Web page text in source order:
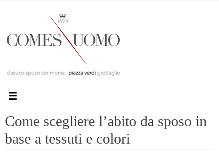
Come scegliere l’abito da sposo in
base a tessuti e colori